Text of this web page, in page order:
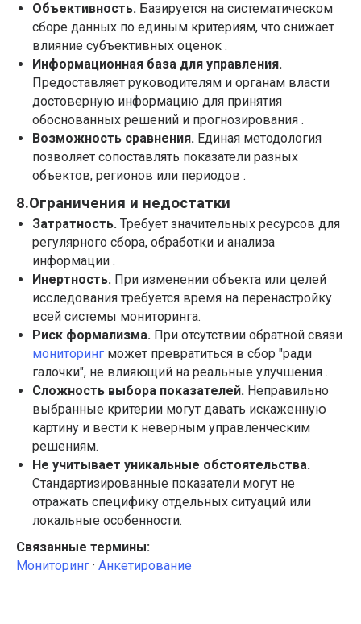
Объективность. Базируется на систематическом
сборе данных по единым критериям, что снижает
влияние субъективных оценок .
Информационная база для управления.
Предоставляет руководителям и органам власти
достоверную информацию для принятия
обоснованных решений и прогнозирования .
Возможность сравнения. Единая методология
позволяет сопоставлять показатели разных
объектов, регионов или периодов .
8.Ограничения и недостатки
Затратность. Требует значительных ресурсов для
регулярного сбора, обработки и анализа
информации .
Инертность. При изменении объекта или целей
исследования требуется время на перенастройку
всей системы мониторинга.
Риск формализма. При отсутствии обратной связи
мониторинг может превратиться в сбор "ради
галочки", не влияющий на реальные улучшения .
Сложность выбора показателей. Неправильно
выбранные критерии могут давать искаженную
картину и вести к неверным управленческим
решениям.
Не учитывает уникальные обстоятельства.
Стандартизированные показатели могут не
отражать специфику отдельных ситуаций или
локальные особенности.
Связанные термины:
Мониторинг · Анкетирование
ПРОДУКТ
ФОКУЗ PRO
Тарифы
Кейсы
Брендбук
ПОДДЕРЖКА
Связаться с нами
Быстрый старт
Презентации
Глоссарий
БЛОГ
Топ-20 методик UX/UI-исследований
First-click test: как проверить интуитивность
Искусственный интеллект в опросах и аналитике
в вашей инфраструктуре
Решение On-Premise от ФОКУЗ